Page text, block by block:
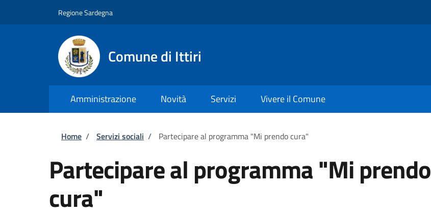
Regione Sardegna
Comune di Ittiri
Amministrazione Novità Servizi Vivere il Comune
Briciole di pane
Home / Servizi sociali / Partecipare al programma "Mi prendo cura"
Partecipare al programma "Mi prendo
cura"